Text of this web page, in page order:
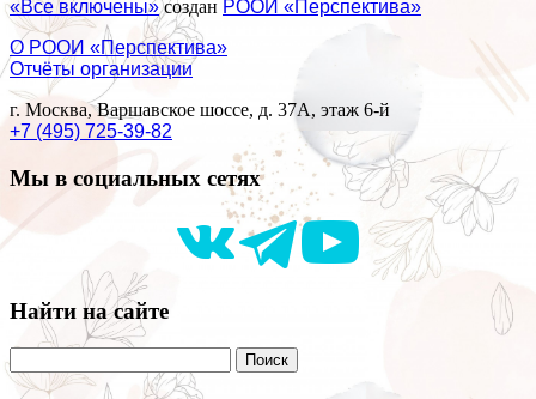
«Все включены»создан РООИ «Перспектива»
О РООИ «Перспектива»
Отчёты организации
г. Москва, Варшавское шоссе, д. 37А, этаж 6-й
+7 (495) 725-39-82
Мы в социальных сетях
Найти на сайте